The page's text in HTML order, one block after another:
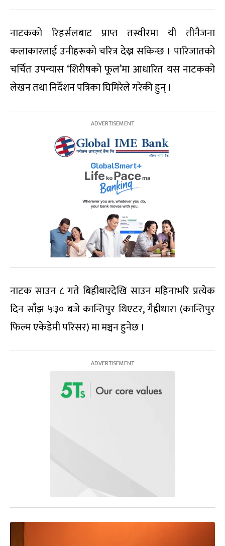
नाटकको रिहर्सलबाट प्राप्त तस्वीरमा यी तीनैजना
कलाकारलाई उनीहरूको चरित्र देख्न सकिन्छ । पारिजातको
चर्चित उपन्यास ‘शिरीषको फूल’मा आधारित यस नाटकको
लेखन तथा निर्देशन पत्रिका घिमिरेले गरेकी हुन् ।
नाटक साउन ८ गते बिहीबारदेखि साउन महिनाभरि प्रत्येक
दिन साँझ ५ः३० बजे कान्तिपुर थिएटर, गैह्रीधारा (कान्तिपुर
फिल्म एकेडेमी परिसर) मा मञ्चन हुनेछ ।